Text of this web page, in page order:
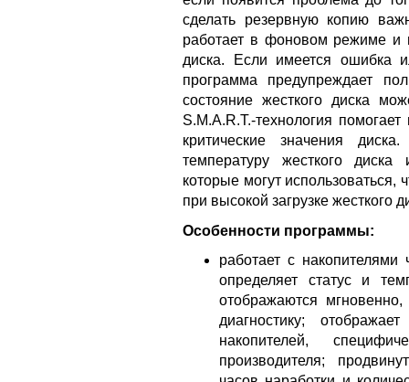
сделать резервную копию
работает в фоновом режиме и
диска. Если имеется ошибка
программа предупреждает
состояние жесткого диска
S.M.A.R.T.-технология
критические значения
температуру жесткого
которые могут
при высокой загрузке жесткого
Особенности программы:
работает с
определяет статус и
отображаются
диагностику;
накопителей,
производителя;